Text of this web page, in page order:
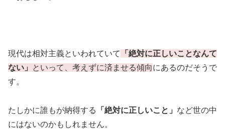
現代は相対主義といわれていて
「絶対に正しいことなんて
ない」
といって、考えずに済ませる傾向にあるのだそうで
す。
たしかに誰もが納得する 「絶対に正しいこと」 など世の中
にはないのかもしれません。